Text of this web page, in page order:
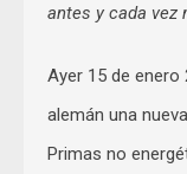
antes y cada vez
Ayer 15 de
alemán una
Primas no